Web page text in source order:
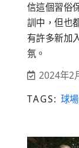
信這個習俗
訓中，但也
有許多新加
氛。
2024年2
TAGS: 球